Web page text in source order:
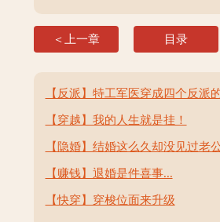
＜上一章 目录
【反派】特工军医穿成四个反派
【穿越】我的人生就是挂！
【隐婚】结婚这么久却没见过老
【赚钱】退婚是件喜事...
【快穿】穿梭位面来升级